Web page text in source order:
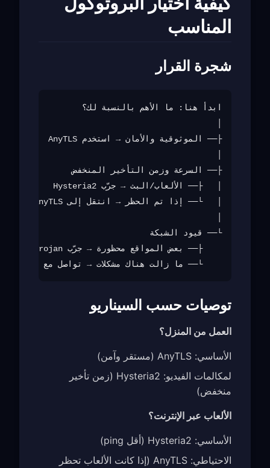
المناسب
شجرة القرار
    └── ما زالت هناك مشكلات → تواصل مع الدعم
توصيات حسب السيناريو
العمل من المنزل؟
الأساسي: AnyTLS (مستقر وآمن)
لمكالمات الفيديو: Hysteria2 (زمن تأخير
منخفض)
الألعاب عبر الإنترنت؟
الأساسي: Hysteria2 (أقل ping)
الاحتياطي: AnyTLS (إذا كانت الألعاب تحظر